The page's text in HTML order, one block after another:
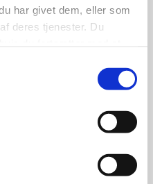
har givet dem, eller som
deres tjenester. Du